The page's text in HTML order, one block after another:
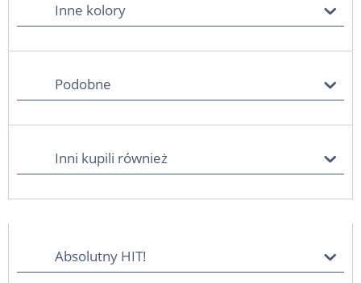
Inne kolory
Podobne
Inni kupili również
Absolutny HIT!